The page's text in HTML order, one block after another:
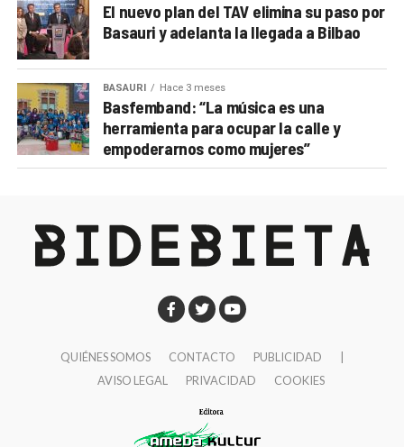
El nuevo plan del TAV elimina su paso por
Basauri y adelanta la llegada a Bilbao
BASAURI Hace 3 meses
Basfemband: “La música es una
herramienta para ocupar la calle y
empoderarnos como mujeres”
QUIÉNES SOMOS CONTACTO PUBLICIDAD
AVISO LEGAL
PRIVACIDAD COOKIES